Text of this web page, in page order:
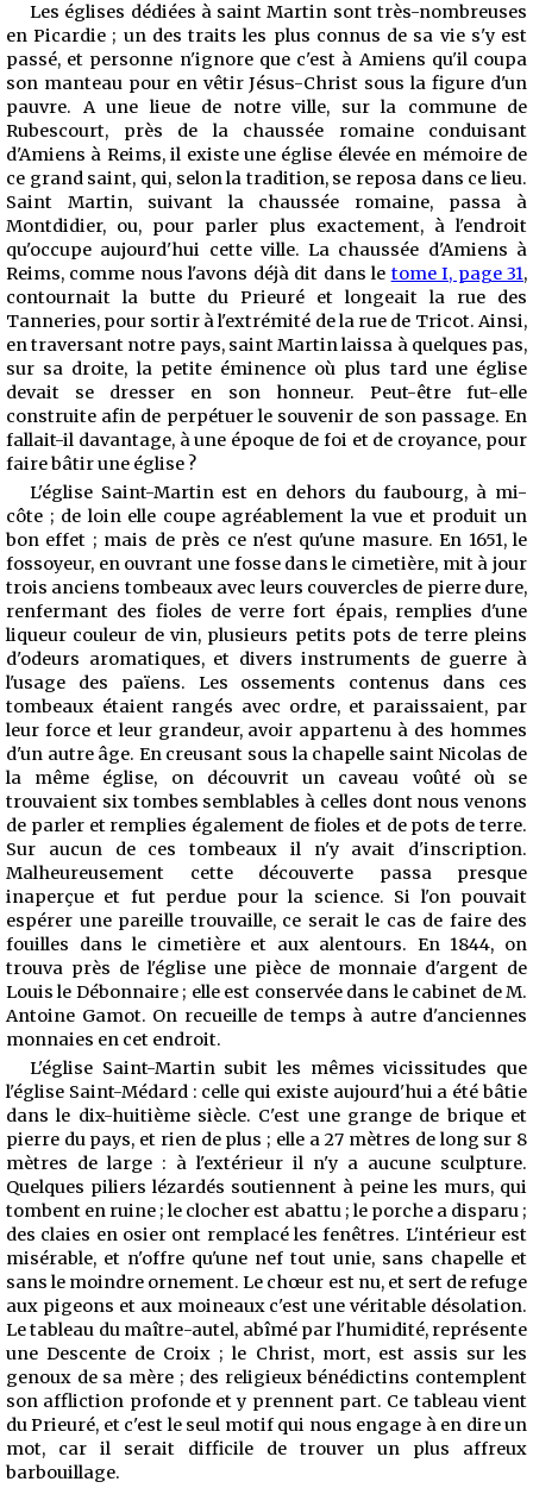
Les églises dédiées à saint Martin sont très-nombreuses
en Picardie ; un des traits les plus connus de sa vie s'y est
passé, et personne n'ignore que c'est à Amiens qu'il coupa
son manteau pour en vêtir Jésus-Christ sous la figure d'un
pauvre. A une lieue de notre ville, sur la commune de
Rubescourt, près de la chaussée romaine conduisant
d'Amiens à Reims, il existe une église élevée en mémoire de
ce grand saint, qui, selon la tradition, se reposa dans ce lieu.
Saint Martin, suivant la chaussée romaine, passa à
Montdidier, ou, pour parler plus exactement, à l'endroit
qu'occupe aujourd'hui cette ville. La chaussée d'Amiens à
Reims, comme nous l'avons déjà dit dans le tome I, page 31,
contournait la butte du Prieuré et longeait la rue des
Tanneries, pour sortir à l'extrémité de la rue de Tricot. Ainsi,
en traversant notre pays, saint Martin laissa à quelques pas,
sur sa droite, la petite éminence où plus tard une église
devait se dresser en son honneur. Peut-être fut-elle
construite afin de perpétuer le souvenir de son passage. En
fallait-il davantage, à une époque de foi et de croyance, pour
faire bâtir une église ?
L'église Saint-Martin est en dehors du faubourg, à mi-
côte ; de loin elle coupe agréablement la vue et produit un
bon effet ; mais de près ce n'est qu'une masure. En 1651, le
fossoyeur, en ouvrant une fosse dans le cimetière, mit à jour
trois anciens tombeaux avec leurs couvercles de pierre dure,
renfermant des fioles de verre fort épais, remplies d'une
liqueur couleur de vin, plusieurs petits pots de terre pleins
d'odeurs aromatiques, et divers instruments de guerre à
l'usage des païens. Les ossements contenus dans ces
tombeaux étaient rangés avec ordre, et paraissaient, par
leur force et leur grandeur, avoir appartenu à des hommes
d'un autre âge. En creusant sous la chapelle saint Nicolas de
la même église, on découvrit un caveau voûté où se
trouvaient six tombes semblables à celles dont nous venons
de parler et remplies également de fioles et de pots de terre.
Sur aucun de ces tombeaux il n'y avait d'inscription.
Malheureusement cette découverte passa presque
inaperçue et fut perdue pour la science. Si l'on pouvait
espérer une pareille trouvaille, ce serait le cas de faire des
fouilles dans le cimetière et aux alentours. En 1844, on
trouva près de l'église une pièce de monnaie d'argent de
Louis le Débonnaire ; elle est conservée dans le cabinet de M.
Antoine Gamot. On recueille de temps à autre d'anciennes
monnaies en cet endroit.
L'église Saint-Martin subit les mêmes vicissitudes que
l'église Saint-Médard : celle qui existe aujourd'hui a été bâtie
dans le dix-huitième siècle. C'est une grange de brique et
pierre du pays, et rien de plus ; elle a 27 mètres de long sur 8
mètres de large : à l'extérieur il n'y a aucune sculpture.
Quelques piliers lézardés soutiennent à peine les murs, qui
tombent en ruine ; le clocher est abattu ; le porche a disparu ;
des claies en osier ont remplacé les fenêtres. L'intérieur est
misérable, et n'offre qu'une nef tout unie, sans chapelle et
sans le moindre ornement. Le chœur est nu, et sert de refuge
aux pigeons et aux moineaux c'est une véritable désolation.
Le tableau du maître-autel, abîmé par l'humidité, représente
une Descente de Croix ; le Christ, mort, est assis sur les
genoux de sa mère ; des religieux bénédictins contemplent
son affliction profonde et y prennent part. Ce tableau vient
du Prieuré, et c'est le seul motif qui nous engage à en dire un
mot, car il serait difficile de trouver un plus affreux
barbouillage.